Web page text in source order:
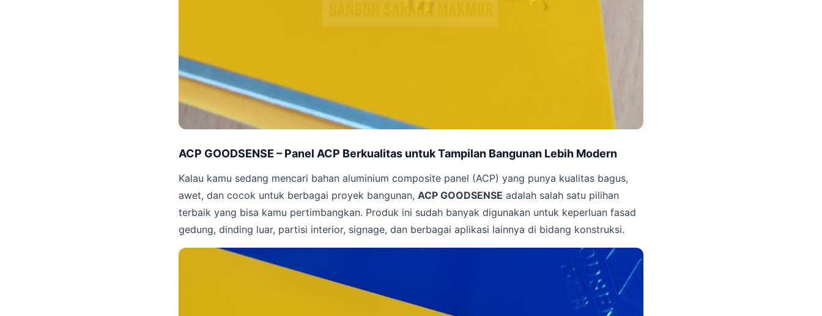
ACP GOODSENSE – Panel ACP Berkualitas untuk Tampilan Bangunan Lebih Modern
Kalau kamu sedang mencari bahan aluminium composite panel (ACP) yang punya kualitas bagus,
awet, dan cocok untuk berbagai proyek bangunan, ACP GOODSENSE adalah salah satu pilihan
terbaik yang bisa kamu pertimbangkan. Produk ini sudah banyak digunakan untuk keperluan fasad
gedung, dinding luar, partisi interior, signage, dan berbagai aplikasi lainnya di bidang konstruksi.